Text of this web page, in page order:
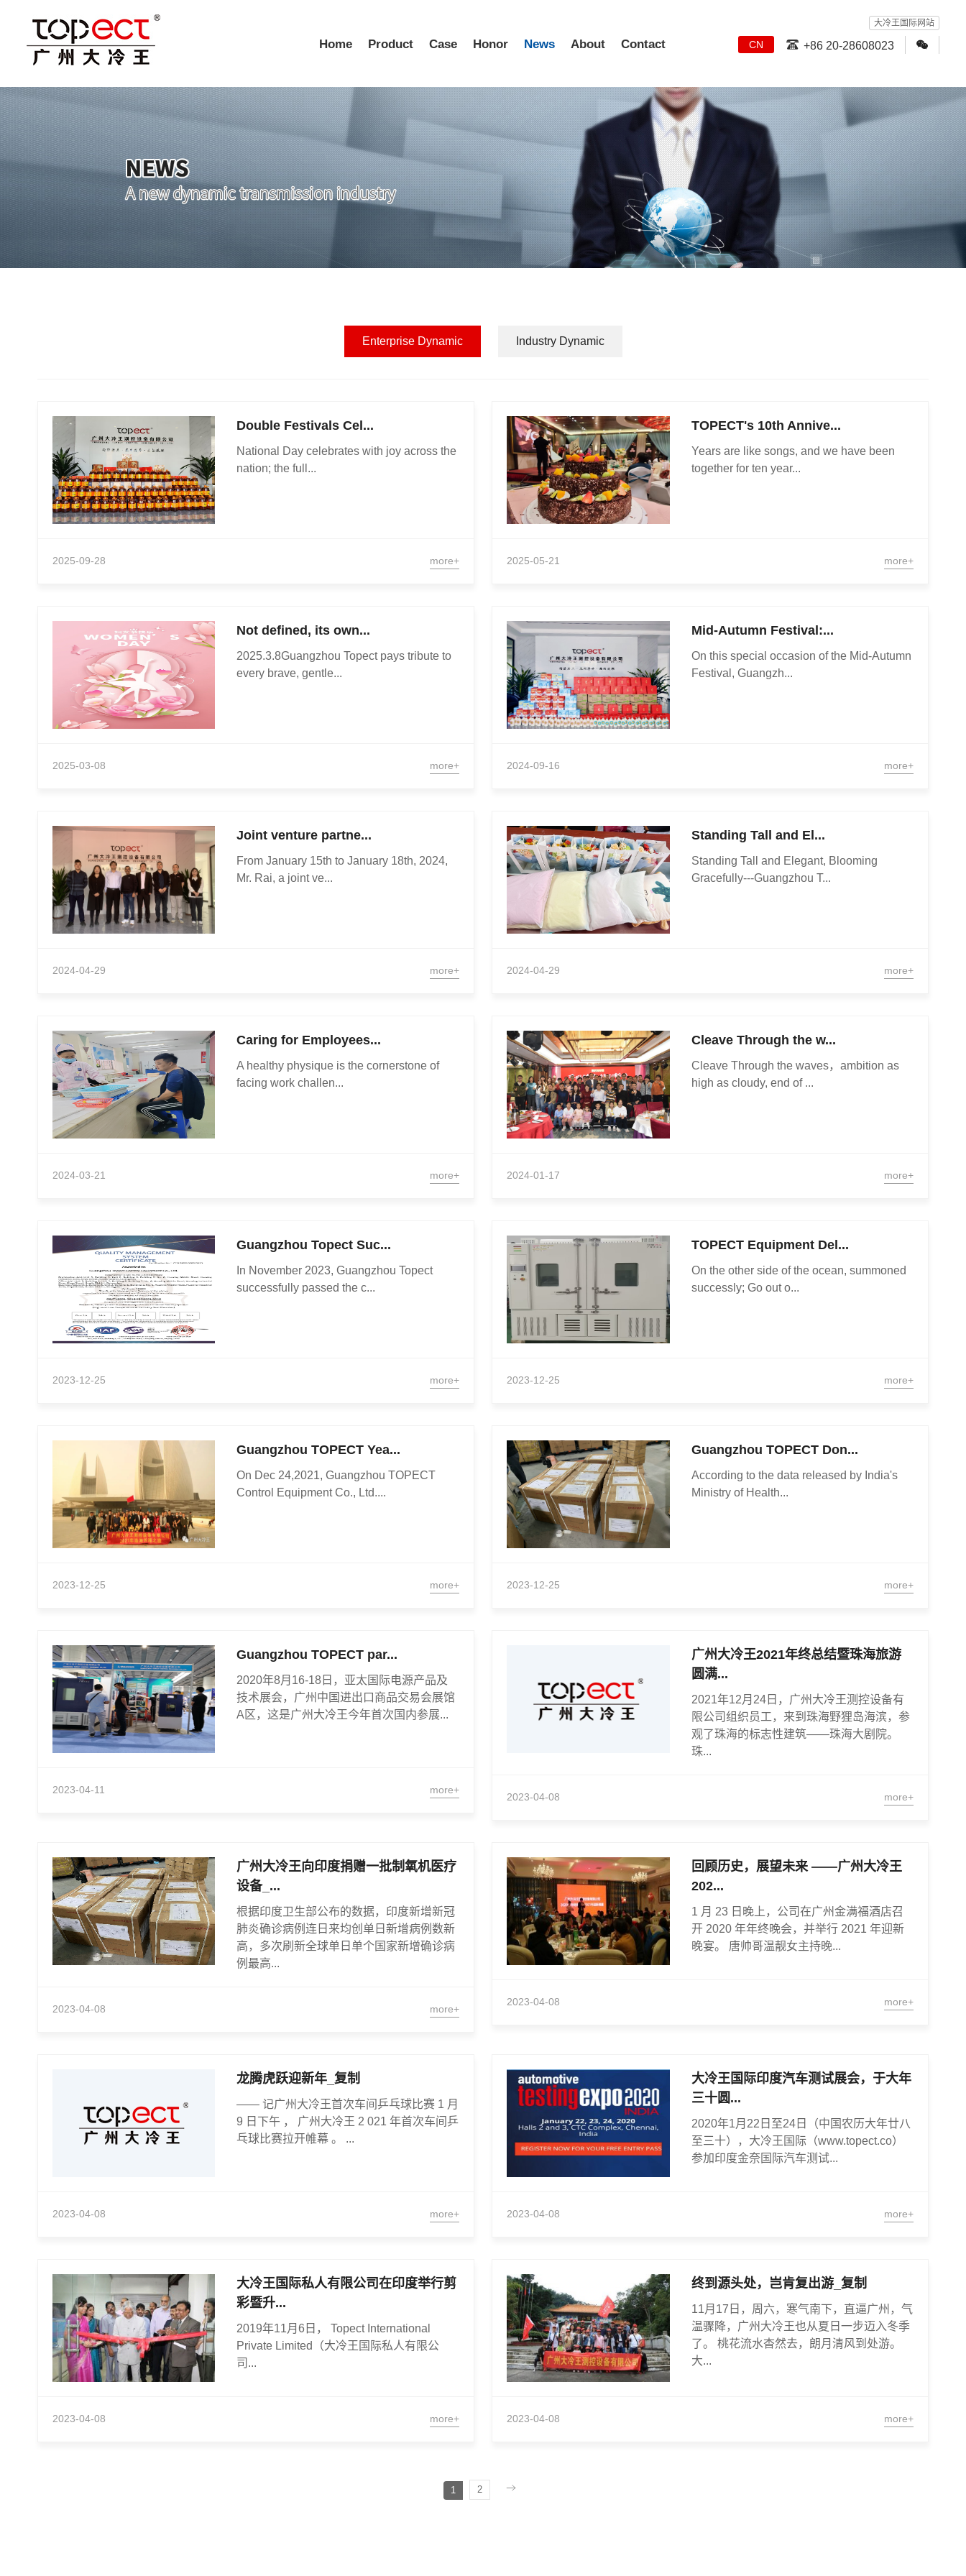
大冷王国际网站
+86 20-28608023
CN
Home Product Case Honor News About Contact
Enterprise Dynamic Industry Dynamic
Double Festivals Cel...
National Day celebrates with joy across the
nation; the full...
2025-09-28 more+
TOPECT's 10th Annive...
Years are like songs, and we have been
together for ten year...
2025-05-21 more+
Not defined, its own...
2025.3.8Guangzhou Topect pays tribute to
every brave, gentle...
2025-03-08 more+
Mid-Autumn Festival:...
On this special occasion of the Mid-Autumn
Festival, Guangzh...
2024-09-16 more+
Joint venture partne...
From January 15th to January 18th, 2024,
Mr. Rai, a joint ve...
2024-04-29 more+
Standing Tall and El...
Standing Tall and Elegant, Blooming
Gracefully---Guangzhou T...
2024-04-29 more+
Caring for Employees...
A healthy physique is the cornerstone of
facing work challen...
2024-03-21 more+
Cleave Through the w...
Cleave Through the waves，ambition as
high as cloudy, end of ...
2024-01-17 more+
Guangzhou Topect Suc...
In November 2023, Guangzhou Topect
successfully passed the c...
2023-12-25 more+
TOPECT Equipment Del...
On the other side of the ocean, summoned
successly; Go out o...
2023-12-25 more+
Guangzhou TOPECT Yea...
On Dec 24,2021, Guangzhou TOPECT
Control Equipment Co., Ltd....
2023-12-25 more+
Guangzhou TOPECT Don...
According to the data released by India's
Ministry of Health...
2023-12-25 more+
Guangzhou TOPECT par...
2020年8月16-18日，亚太国际电源产品及
技术展会，广州中国进出口商品交易会展馆
A区，这是广州大冷王今年首次国内参展...
2023-04-11 more+
广州大冷王2021年终总结暨珠海旅游
圆满...
2021年12月24日，广州大冷王测控设备有
限公司组织员工，来到珠海野狸岛海滨，参
观了珠海的标志性建筑——珠海大剧院。
珠...
2023-04-08 more+
广州大冷王向印度捐赠一批制氧机医疗
设备_...
根据印度卫生部公布的数据，印度新增新冠
肺炎确诊病例连日来均创单日新增病例数新
高，多次刷新全球单日单个国家新增确诊病
例最高...
2023-04-08 more+
回顾历史，展望未来 ——广州大冷王
202...
1 月 23 日晚上，公司在广州金满福酒店召
开 2020 年年终晚会，并举行 2021 年迎新
晚宴。 唐帅哥温靓女主持晚...
2023-04-08 more+
龙腾虎跃迎新年_复制
—— 记广州大冷王首次车间乒乓球比赛 1 月
9 日下午 ， 广州大冷王 2 021 年首次车间乒
乓球比赛拉开帷幕 。 ...
2023-04-08 more+
大冷王国际印度汽车测试展会，于大年
三十圆...
2020年1月22日至24日（中国农历大年廿八
至三十），大冷王国际（www.topect.co）
参加印度金奈国际汽车测试...
2023-04-08 more+
大冷王国际私人有限公司在印度举行剪
彩暨升...
2019年11月6日， Topect International
Private Limited（大冷王国际私人有限公
司...
2023-04-08 more+
终到源头处，岂肯复出游_复制
11月17日，周六，寒气南下，直逼广州，气
温骤降，广州大冷王也从夏日一步迈入冬季
了。 桃花流水杳然去，朗月清风到处游。
大...
2023-04-08 more+
1 2